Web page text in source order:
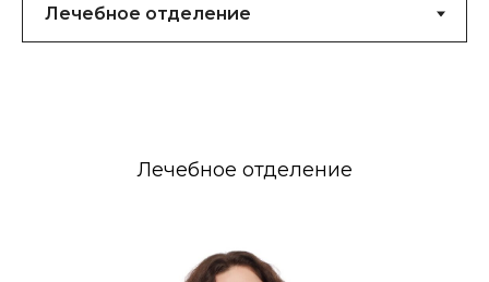
Лечебное отделение